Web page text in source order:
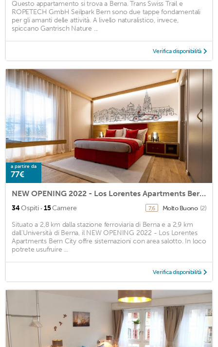
Questo appartamento si trova a Berna. Trans Swiss Trail e
ROPETECH GmbH Seilpark Bern sono due tappe fondamentali
per gli amanti delle attività. A livello naturalistico, invece,
spiccano Gantrisch Nature ...
Verifica disponibilità
a partire da
77€
NEW OPENING 2022 - Los Lorentes Apartments Bern City
34Ospiti · 15Camere 7,6 Molto Buono (2)
Situato a 2,8 km dalla stazione ferroviaria di Berna e a 2,9 km
dall'Università di Berna, il NEW OPENING 2022 - Los Lorentes
Apartments Bern City offre sistemazioni con area salotto. In loco
potrete usufruire ...
Verifica disponibilità